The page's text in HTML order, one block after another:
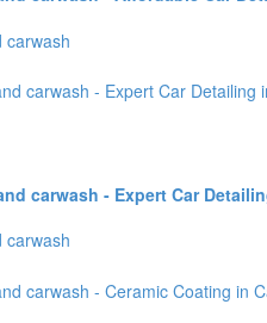
carwash
carwash - Expert Car
carwash